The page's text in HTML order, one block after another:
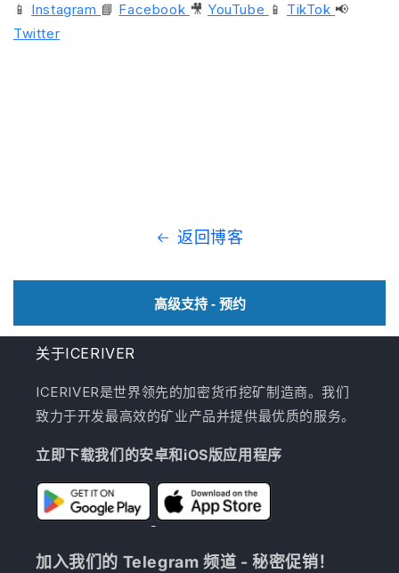
📱 Instagram 📘 Facebook 🎥 YouTube 📱 TikTok 📢
Twitter
返回博客
高级支持 - 预约
关于ICERIVER
ICERIVER是世界领先的加密货币挖矿制造商。我们
致力于开发最高效的矿业产品并提供最优质的服务。
立即下载我们的安卓和iOS版应用程序
加入我们的 Telegram 频道 - 秘密促销！